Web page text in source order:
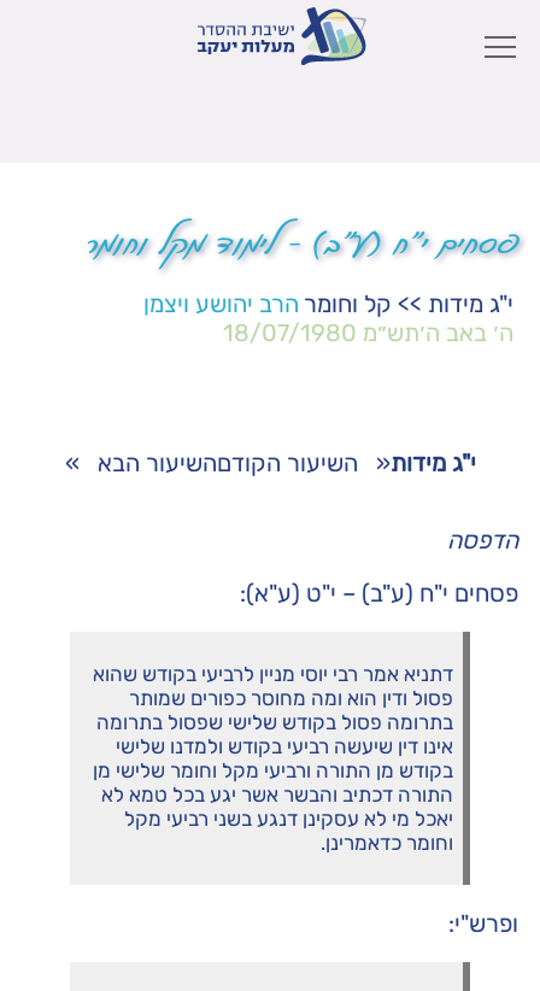
פסחים י"ח (ע"ב) – לימוד מקל וחומר
י"ג מידות >> קל וחומר הרב יהושע ויצמן
ה׳ באב ה׳תש״מ 18/07/1980
י"ג מידות« השיעור הקודםהשיעור הבא »
הדפסה
פסחים י"ח (ע"ב) – י"ט (ע"א):
דתניא אמר רבי יוסי מניין לרביעי בקודש שהוא
פסול ודין הוא ומה מחוסר כפורים שמותר
בתרומה פסול בקודש שלישי שפסול בתרומה
אינו דין שיעשה רביעי בקודש ולמדנו שלישי
בקודש מן התורה ורביעי מקל וחומר שלישי מן
התורה דכתיב והבשר אשר יגע בכל טמא לא
יאכל מי לא עסקינן דנגע בשני רביעי מקל
וחומר כדאמרינן.
ופרש"י: